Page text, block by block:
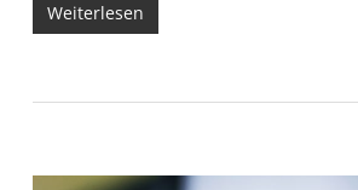
Weiterlesen